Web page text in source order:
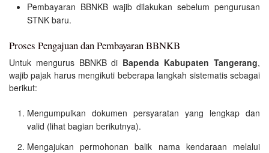
Pembayaran BBNKB wajib dilakukan sebelum pengurusan
STNK baru.
Proses Pengajuan dan Pembayaran BBNKB
Untuk mengurus BBNKB di Bapenda Kabupaten Tangerang,
wajib pajak harus mengikuti beberapa langkah sistematis sebagai
berikut:
Mengumpulkan dokumen persyaratan yang lengkap dan
valid (lihat bagian berikutnya).
Mengajukan permohonan balik nama kendaraan melalui